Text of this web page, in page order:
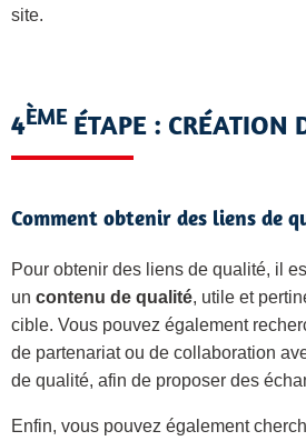
site.
4 ÈMEÉTAPE : CRÉATION
Comment obtenir des liens de
Pour obtenir des liens de qualité, il
un contenu de qualité, utile et
cible. Vous pouvez également
de partenariat ou de collaboration
de qualité, afin de proposer des
Enfin, vous pouvez également